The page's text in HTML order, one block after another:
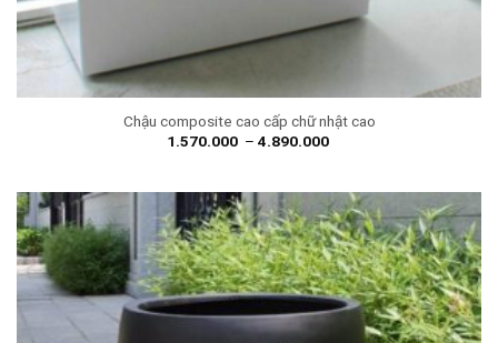
Chậu composite cao cấp chữ nhật cao
1.570.000 – 4.890.000